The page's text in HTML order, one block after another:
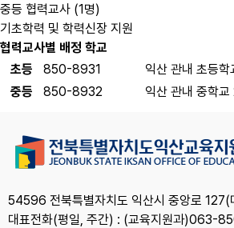
중등 협력교사 (1명)
기초학력 및 학력신장 지원
협력교사별 배정 학교
초등
850-8931
익산 관내 초등
중등
850-8932 익산 관내 중학
54596 전북특별자치도 익산시 중앙로 127(
대표전화(평일, 주간) : (교육지원과)063-